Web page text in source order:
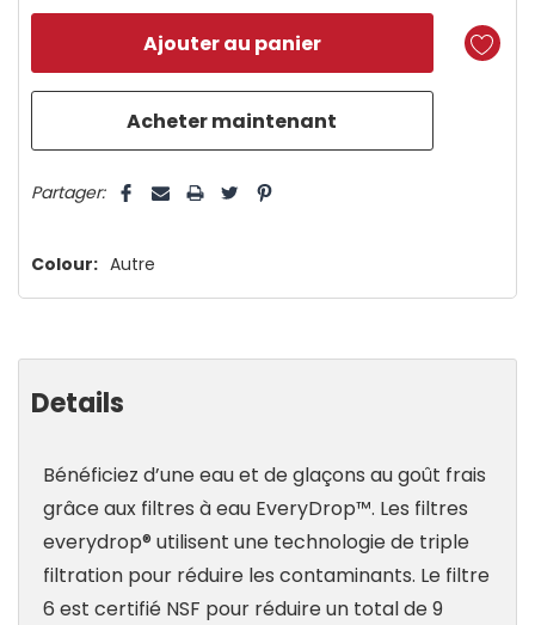
plus
Partager:
Colour: Autre
Details
Bénéficiez d’une eau et de glaçons au goût frais
grâce aux filtres à eau EveryDrop™. Les filtres
everydrop® utilisent une technologie de triple
filtration pour réduire les contaminants. Le filtre
6 est certifié NSF pour réduire un total de 9